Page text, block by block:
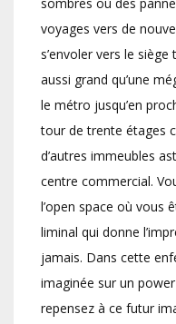
voyages vers de
s’envoler vers le
aussi grand qu’une
le métro jusqu’en
tour de trente étages
d’autres immeubles
centre commercial.
l’open space où vous
liminal qui donne
jamais. Dans cette
imaginée sur un
repensez à ce futur